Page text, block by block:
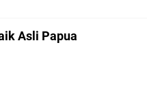
Asli Papua